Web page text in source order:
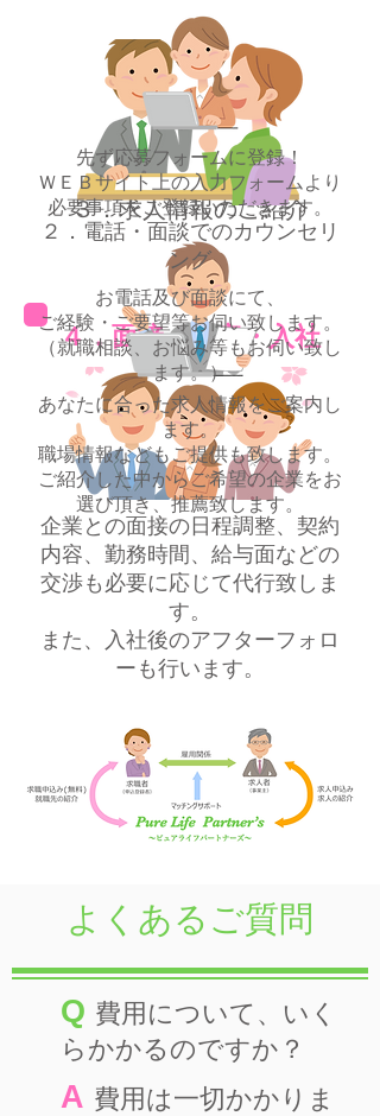
４．面接・内定・入社
企業との面接の日程調整、契約
内容、勤務時間、給与面などの
交渉も必要に応じて代行致しま
す。
また、入社後のアフターフォロ
ーも行います。
３．求人情報のご紹介
あなたに合った求人情報をご案内し
ます。
職場情報などもご提供も致します。
ご紹介した中からご希望の企業をお
選び頂き、推薦致します。
２．電話・面談でのカウンセリ
ング
お電話及び面談にて、
ご経験・ご要望等お伺い致します。
（就職相談、お悩み等もお伺い致し
ます。）
先ず応募フォームに登録！
ＷＥＢサイト上の入力フォームより
必要事項をご登録いただきます。
​よくあるご質問
Q 費用について、いく
らかかるのですか？
A 費用は一切かかりま